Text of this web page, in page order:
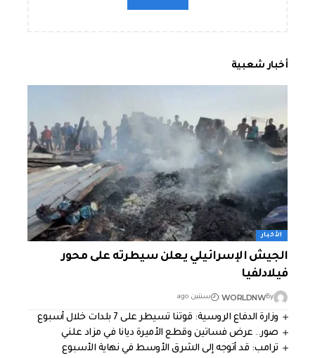
أخبار شعبية
الأخبار
الجيش الإسرائيلي يعلن سيطرته على محور
فيلادلفيا
By
WORLDNW سنتين ago
وزارة الدفاع الروسية: قوتنا تسيطر على 7 بلدات خلال أسبوع
صور.. عرض فساتين وقطع الأميرة ديانا في مزاد علني
ترامب: قد أتوجه إلى الشرق الأوسط في نهاية الأسبوع